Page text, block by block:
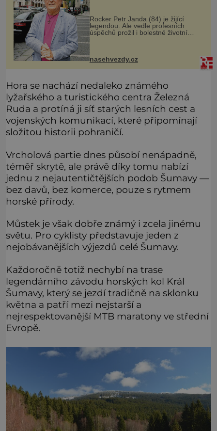
Rocker Petr Janda (84) je žijící
legendou. Ale vedle profesních
úspěchů prožil i bolestné životní
zkoušky. Zpěvák Petr Janda (84),
frontman skupiny Olympic, je otcem
nasehvezdy.cz
Hora se nachází nedaleko známého
lyžařského a turistického centra Železná
Ruda a protíná ji síť starých lesních cest a
vojenských komunikací, které připomínají
složitou historii pohraničí.
Vrcholová partie dnes působí nenápadně,
téměř skrytě, ale právě díky tomu nabízí
jednu z nejautentičtějších podob Šumavy —
bez davů, bez komerce, pouze s rytmem
horské přírody.
Můstek je však dobře známý i zcela jinému
světu. Pro cyklisty představuje jeden z
nejobávanějších výjezdů celé Šumavy.
Každoročně totiž nechybí na trase
legendárního závodu horských kol Král
Šumavy, který se jezdí tradičně na sklonku
května a patří mezi nejstarší a
nejrespektovanější MTB maratony ve střední
Evropě.